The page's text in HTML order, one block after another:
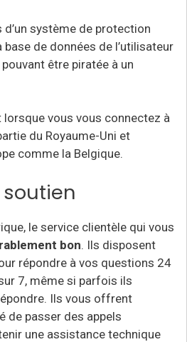
d’un système de protection
base de données de l’utilisateur
être piratée à un
vous vous connectez à
du Royaume-Uni et
comme la Belgique.
le service clientèle qui vous
bon. Ils disposent
répondre à vos questions 24
7, même si parfois ils
Ils vous offrent
de passer des appels
une assistance technique